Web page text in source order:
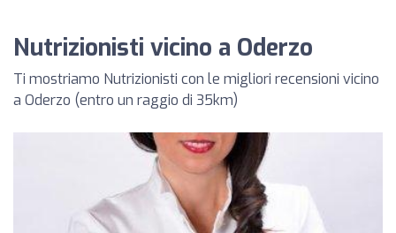
Nutrizionisti vicino a Oderzo
Ti mostriamo Nutrizionisti con le migliori recensioni vicino
a Oderzo (entro un raggio di 35km)